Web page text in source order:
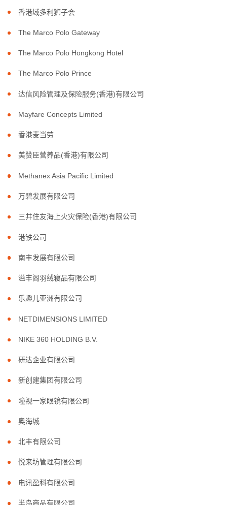
香港域多利狮子会
The Marco Polo Gateway
The Marco Polo Hongkong Hotel
The Marco Polo Prince
达信风险管理及保险服务(香港)有限公司
Mayfare Concepts Limited
香港麦当劳
美赞臣营养品(香港)有限公司
Methanex Asia Pacific Limited
万碧发展有限公司
三井住友海上火灾保险(香港)有限公司
港铁公司
南丰发展有限公司
溢丰阁羽绒寝品有限公司
乐趣儿亚洲有限公司
NETDIMENSIONS LIMITED
NIKE 360 HOLDING B.V.
研达企业有限公司
新创建集团有限公司
瞳视一家眼镜有限公司
奥海城
北丰有限公司
悦来坊管理有限公司
电讯盈科有限公司
半岛商品有限公司